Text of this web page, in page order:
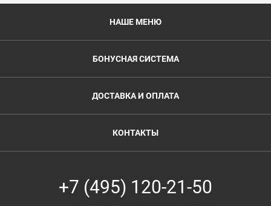
НАШЕ МЕНЮ
БОНУСНАЯ СИСТЕМА
ДОСТАВКА И ОПЛАТА
КОНТАКТЫ
+7 (495) 120-21-50